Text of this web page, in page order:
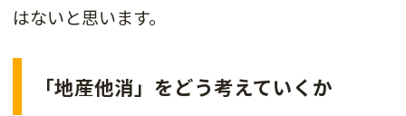
はないと思います。
「地産他消」をどう考えていくか